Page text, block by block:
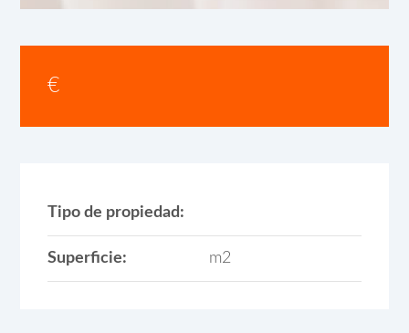
€
Tipo de propiedad:
Superficie: m2